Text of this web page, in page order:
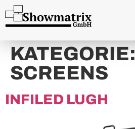
content
KATEGORIE:
SCREENS
INFILED LUGH